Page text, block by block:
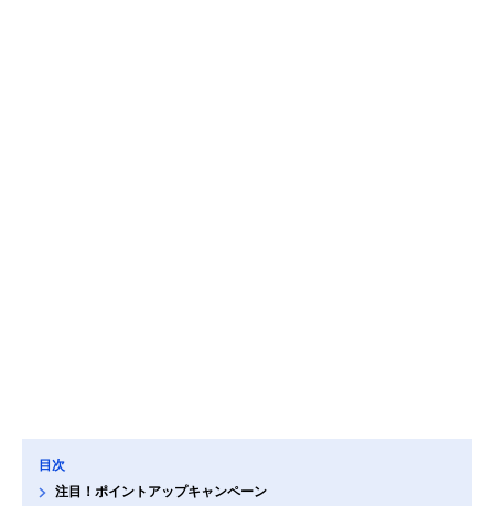
目次
注目！ポイントアップキャンペーン